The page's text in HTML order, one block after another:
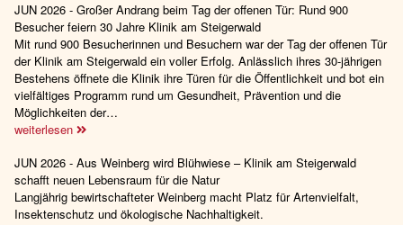
JUN 2026 - Großer Andrang beim Tag der offenen Tür: Rund 900
Besucher feiern 30 Jahre Klinik am Steigerwald
Mit rund 900 Besucherinnen und Besuchern war der Tag der offenen Tür
der Klinik am Steigerwald ein voller Erfolg. Anlässlich ihres 30-jährigen
Bestehens öffnete die Klinik ihre Türen für die Öffentlichkeit und bot ein
vielfältiges Programm rund um Gesundheit, Prävention und die
Möglichkeiten der…
weiterlesen
JUN 2026 - Aus Weinberg wird Blühwiese – Klinik am Steigerwald
schafft neuen Lebensraum für die Natur
Langjährig bewirtschafteter Weinberg macht Platz für Artenvielfalt,
Insektenschutz und ökologische Nachhaltigkeit.